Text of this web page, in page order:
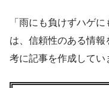
「雨にも負けずハゲ
は、信頼性のある情
考に記事を作成してい